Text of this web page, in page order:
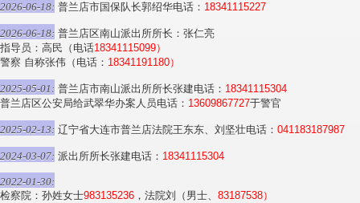
2026-06-18: 普兰店市国保队长郭绍华电话： 18341115227
2026-06-18: 普兰店区南山派出所所长：张仁亮
指导员：高民（电话18341115099）
警察 自称张伟（电话： 18341191180）
2025-05-01: 普兰店市南山派出所所长张建电话： 18341115304
普兰店区公安局给武翠华办案人员电话： 13609867727于警官
2025-02-13: 辽宁省大连市普兰店法院王东东、刘坚壮电话： 041183187987
2024-03-07: 派出所所长张建电话： 18341115304
2022-01-30:
检察院：孙姓女士983135236 ，法院刘（男士、 83187538）